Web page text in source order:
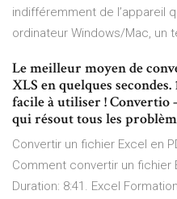
indifféremment de l’appareil
ordinateur Windows/Mac, un
Le meilleur moyen de
XLS en quelques
facile à utiliser !
qui résout tous les
Convertir un fichier Excel en
Comment convertir un fichier
Duration: 8:41. Excel